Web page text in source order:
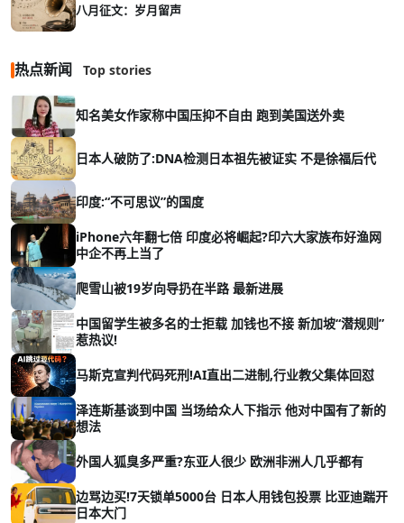
八月征文：岁月留声
热点新闻 Top stories
知名美女作家称中国压抑不自由 跑到美国送外卖
日本人破防了:DNA检测日本祖先被证实 不是徐福后代
印度:“不可思议”的国度
iPhone六年翻七倍 印度必将崛起?印六大家族布好渔网
中企不再上当了
爬雪山被19岁向导扔在半路 最新进展
中国留学生被多名的士拒载 加钱也不接 新加坡“潜规则”
惹热议!
马斯克宣判代码死刑!AI直出二进制,行业教父集体回怼
泽连斯基谈到中国 当场给众人下指示 他对中国有了新的
想法
外国人狐臭多严重?东亚人很少 欧洲非洲人几乎都有
边骂边买!7天锁单5000台 日本人用钱包投票 比亚迪踹开
日本大门